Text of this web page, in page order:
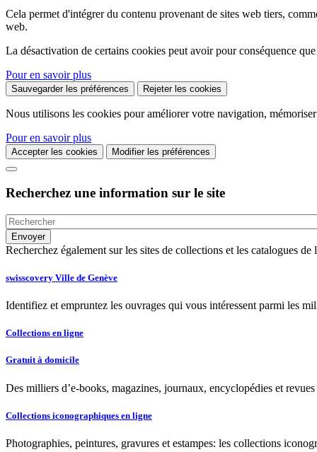
Cela permet d'intégrer du contenu provenant de sites web tiers,
web.
La désactivation de certains cookies peut avoir pour conséquence
Pour en savoir plus
Sauvegarder les préférences Rejeter les cookies
Nous utilisons les cookies pour améliorer votre navigation,
Pour en savoir plus
Accepter les cookies Modifier les préférences
Recherchez une information sur le site
Recherchez également sur les sites de collections et les catalogues
swisscovery Ville de Genève
Identifiez et empruntez les ouvrages qui vous intéressent parmi les
Collections en ligne
Gratuit à domicile
Des milliers d’e-books, magazines, journaux, encyclopédies et
Collections iconographiques en ligne
Photographies, peintures, gravures et estampes: les collections